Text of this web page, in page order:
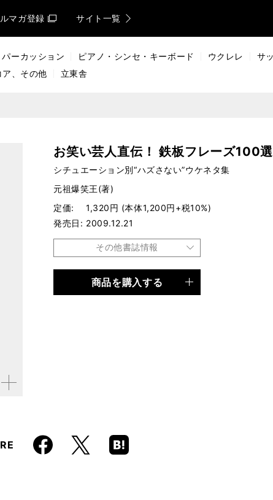
ルマガ登録 サイト一覧
パーカッション ピアノ・シンセ・キーボード ウクレレ
サ
、その他 立東舎
す
お笑い芸人直伝！ 鉄板フレーズ100選
シチュエーション別“ハズさない”ウケネタ集
元祖爆笑王(著)
定価
1,320円 (本体1,200円+税10%)
発売日
2009.12.21
その他書誌情報
書籍
商品を購入する
Faceboo
k
X
Hatena
Boo